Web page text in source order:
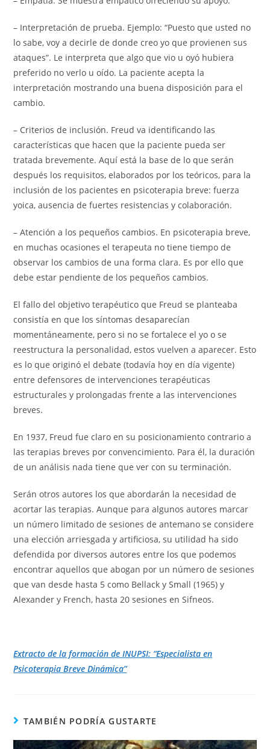
– Interpretación de prueba. Ejemplo: “Puesto que usted no
lo sabe, voy a decirle de donde creo yo que provienen sus
ataques”. Le interpreta que algo que vio u oyó hubiera
preferido no verlo u oído. La paciente acepta la
interpretación mostrando una buena disposición para el
cambio.
– Criterios de inclusión. Freud va identificando las
características que hacen que la paciente pueda ser
tratada brevemente. Aquí está la base de lo que serán
después los requisitos, elaborados por los teóricos, para la
inclusión de los pacientes en psicoterapia breve: fuerza
yoica, ausencia de fuertes resistencias y colaboración.
– Atención a los pequeños cambios. En psicoterapia breve,
en muchas ocasiones el terapeuta no tiene tiempo de
observar los cambios de una forma clara. Es por ello que
debe estar pendiente de los pequeños cambios.
El fallo del objetivo terapéutico que Freud se planteaba
consistía en que los síntomas desaparecían
momentáneamente, pero si no se fortalece el yo o se
reestructura la personalidad, estos vuelven a aparecer. Esto
es lo que originó el debate (todavía hoy en día vigente)
entre defensores de intervenciones terapéuticas
estructurales y prolongadas frente a las intervenciones
breves.
En 1937, Freud fue claro en su posicionamiento contrario a
las terapias breves por convencimiento. Para él, la duración
de un análisis nada tiene que ver con su terminación.
Serán otros autores los que abordarán la necesidad de
acortar las terapias. Aunque para algunos autores marcar
un número limitado de sesiones de antemano se considere
una elección arriesgada y artificiosa, su utilidad ha sido
defendida por diversos autores entre los que podemos
encontrar aquellos que abogan por un número de sesiones
que van desde hasta 5 como Bellack y Small (1965) y
Alexander y French, hasta 20 sesiones en Sifneos.
Extracto de la formación de INUPSI: “Especialista en
Psicoterapia Breve Dinámica”
TAMBIÉN PODRÍA GUSTARTE